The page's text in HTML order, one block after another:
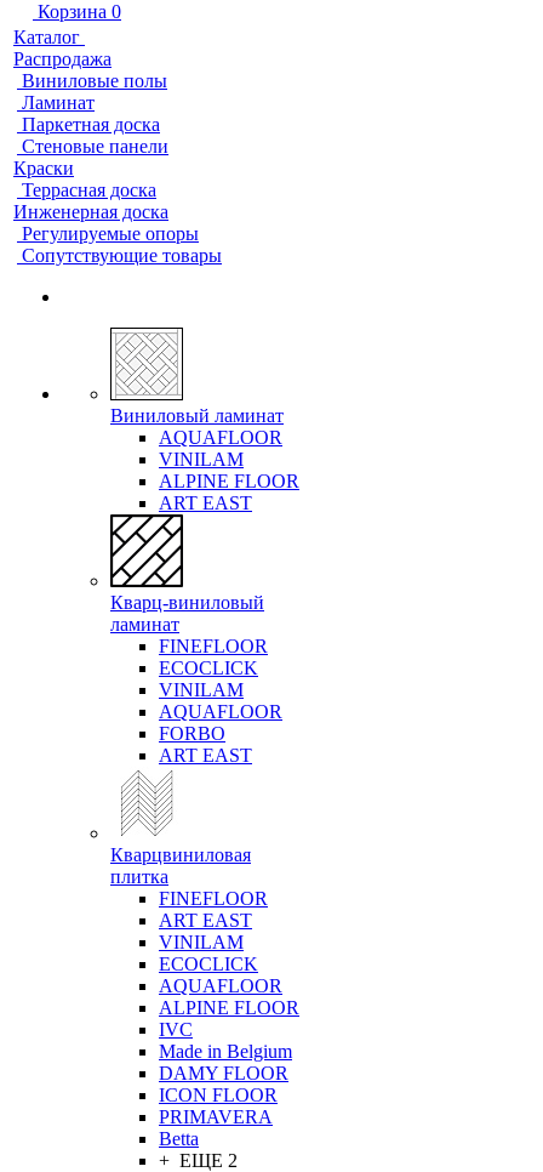
Корзина 0
Каталог
Распродажа
Виниловые полы
Ламинат
Паркетная доска
Стеновые панели
Краски
Террасная доска
Инженерная доска
Регулируемые опоры
Сопутствующие товары
Виниловый ламинат
AQUAFLOOR
VINILAM
ALPINE FLOOR
ART EAST
Кварц-виниловый
ламинат
FINEFLOOR
ECOCLICK
VINILAM
AQUAFLOOR
FORBO
ART EAST
Кварцвиниловая
плитка
FINEFLOOR
ART EAST
VINILAM
ECOCLICK
AQUAFLOOR
ALPINE FLOOR
IVC
Made in Belgium
DAMY FLOOR
ICON FLOOR
PRIMAVERA
Betta
+ ЕЩЕ 2